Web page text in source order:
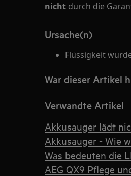
nicht durch die
Ursache(n)
Flüssigkeit
War dieser Artikel
Verwandte Artikel
Akkusauger lädt
Akkusauger - Wie
Was bedeuten die
AEG QX9 Pflege